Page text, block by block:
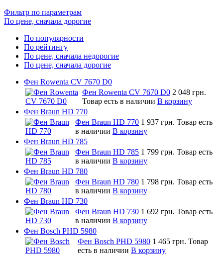
Фильтр по параметрам
По цене, сначала дорогие
По популярности
По рейтингу
По цене, сначала недорогие
По цене, сначала дорогие
Фен Rowenta CV 7670 D0
Фен Rowenta CV 7670 D0 2 048 грн.
Товар есть в наличии В корзину
Фен Braun HD 770
Фен Braun HD 770 1 937 грн. Товар есть
в наличии В корзину
Фен Braun HD 785
Фен Braun HD 785 1 799 грн. Товар есть
в наличии В корзину
Фен Braun HD 780
Фен Braun HD 780 1 798 грн. Товар есть
в наличии В корзину
Фен Braun HD 730
Фен Braun HD 730 1 692 грн. Товар есть
в наличии В корзину
Фен Bosch PHD 5980
Фен Bosch PHD 5980 1 465 грн. Товар
есть в наличии В корзину